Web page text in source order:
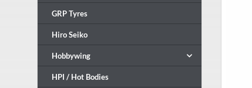
GRP Tyres
Hiro Seiko
Hobbywing
HPI / Hot Bodies